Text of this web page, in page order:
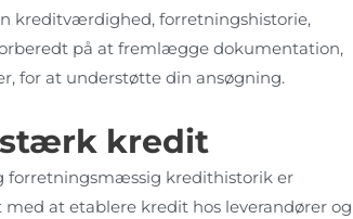
kreditværdighed, forretningshistorie,
på at fremlægge dokumentation,
for at understøtte din ansøgning.
kredit
forretningsmæssig kredithistorik er
at etablere kredit hos leverandører og